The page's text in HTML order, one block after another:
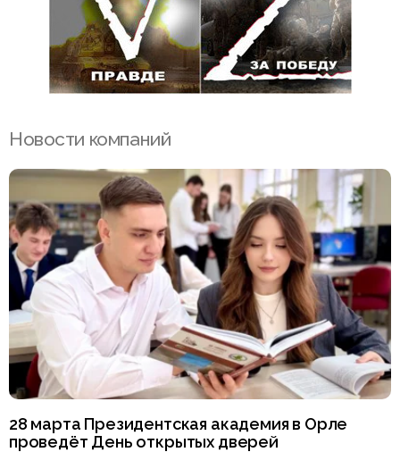
Новости компаний
28 марта Президентская академия в Орле
проведёт День открытых дверей